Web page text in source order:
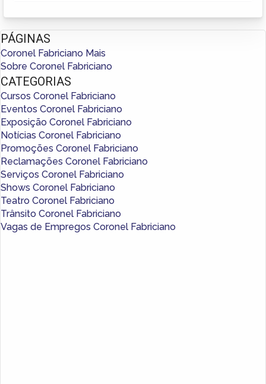
PÁGINAS
Coronel Fabriciano Mais
Sobre Coronel Fabriciano
CATEGORIAS
Cursos Coronel Fabriciano
Eventos Coronel Fabriciano
Exposição Coronel Fabriciano
Notícias Coronel Fabriciano
Promoções Coronel Fabriciano
Reclamações Coronel Fabriciano
Serviços Coronel Fabriciano
Shows Coronel Fabriciano
Teatro Coronel Fabriciano
Trânsito Coronel Fabriciano
Vagas de Empregos Coronel Fabriciano